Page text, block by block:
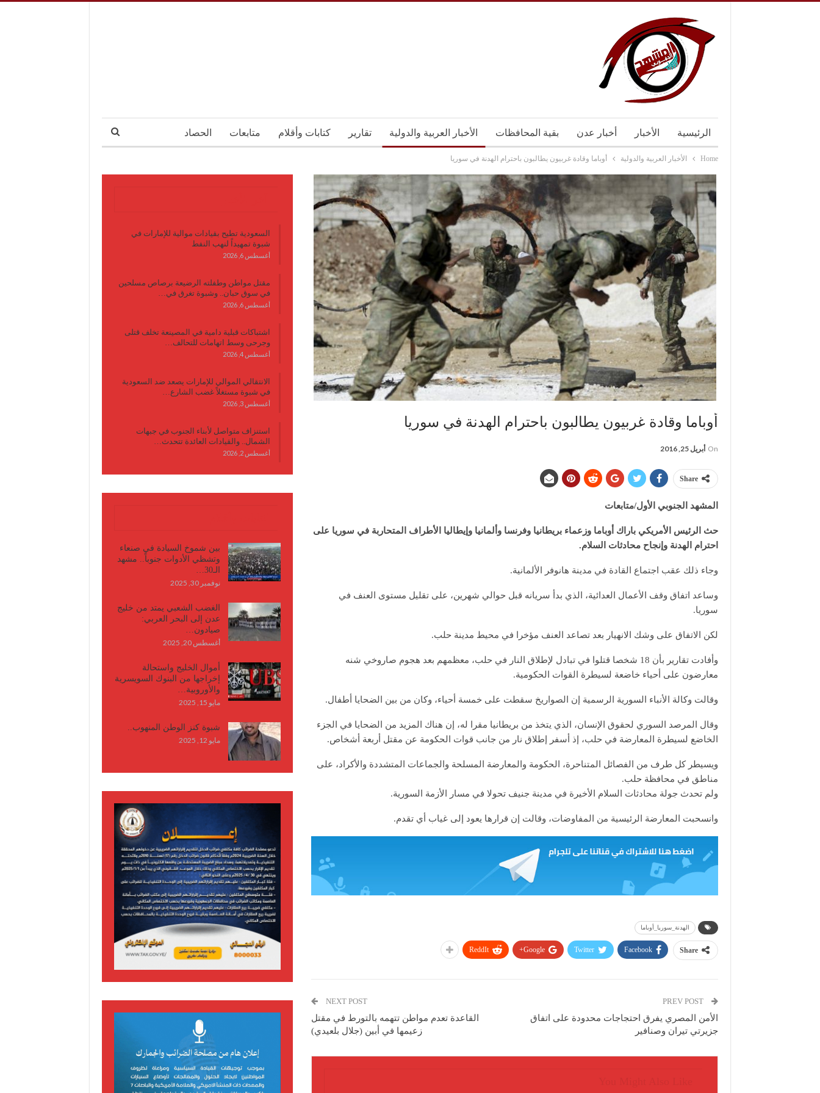
الرئيسية الأخبار أخبار عدن بقية المحافظات الأخبار العربية والدولية تقارير كتابات وأقلام متابعات الحصاد
Home الأخبار العربية والدولية أوباما وقادة غربيون يطالبون باحترام الهدنة في سوريا
أوباما وقادة غربيون يطالبون باحترام الهدنة في سوريا
On أبريل 25, 2016
Share
المشهد الجنوبي الأول/متابعات
حث الرئيس الأمريكي باراك أوباما وزعماء بريطانيا وفرنسا وألمانيا وإيطاليا الأطراف المتحاربة في سوريا على
احترام الهدنة وإنجاح محادثات السلام.
وجاء ذلك عقب اجتماع القادة في مدينة هانوفر الألمانية.
وساعد اتفاق وقف الأعمال العدائية، الذي بدأ سريانه قبل حوالي شهرين، على تقليل مستوى العنف في
سوريا.
لكن الاتفاق على وشك الانهيار بعد تصاعد العنف مؤخرا في محيط مدينة حلب.
وأفادت تقارير بأن 18 شخصا قتلوا في تبادل لإطلاق النار في حلب، معظمهم بعد هجوم صاروخي شنه
معارضون على أحياء خاضعة لسيطرة القوات الحكومية.
وقالت وكالة الأنباء السورية الرسمية إن الصواريخ سقطت على خمسة أحياء، وكان من بين الضحايا أطفال.
وقال المرصد السوري لحقوق الإنسان، الذي يتخذ من بريطانيا مقرا له، إن هناك المزيد من الضحايا في الجزء
الخاضع لسيطرة المعارضة في حلب، إذ أسفر إطلاق نار من جانب قوات الحكومة عن مقتل أربعة أشخاص.
ويسيطر كل طرف من الفصائل المتناحرة، الحكومة والمعارضة المسلحة والجماعات المتشددة والأكراد، على
مناطق في محافظة حلب.
ولم تحدث جولة محادثات السلام الأخيرة في مدينة جنيف تحولا في مسار الأزمة السورية.
وانسحبت المعارضة الرئيسية من المفاوضات، وقالت إن قرارها يعود إلى غياب أي تقدم.
الهدنة_سوريا_أوباما
Share
Facebook
Twitter
Google+
ReddIt
الأمن المصري يفرق احتجاجات محدودة على اتفاق
جزيرتي تيران وصنافير
NEXT POST
القاعدة تعدم مواطن تتهمه بالتورط في مقتل
زعيمها في أبين (جلال بلعيدي)
السعودية تطيح بقيادات موالية للإمارات في
شبوة تمهيداً لنهب النفط
أغسطس 6, 2026
مقتل مواطن وطفلته الرضيعة برصاص مسلحين
في سوق حبان.. وشبوة تغرق في…
أغسطس 6, 2026
اشتباكات قبلية دامية في المصينعة تخلف قتلى
وجرحى وسط اتهامات للتحالف…
أغسطس 4, 2026
الانتقالي الموالي للإمارات يصعد ضد السعودية
في شبوة مستغلاً غضب الشارع…
أغسطس 3, 2026
استنزاف متواصل لأبناء الجنوب في جبهات
الشمال.. والقيادات العائدة تتحدث…
أغسطس 2, 2026
بين شموخ السيادة في صنعاء
وتشظي الأدوات جنوباً.. مشهد
الـ30…
نوفمبر 30, 2025
الغضب الشعبي يمتد من خليج
عدن إلى البحر العربي:
صيادون…
أغسطس 20, 2025
أموال الخليج واستحالة
إخراجها من البنوك السويسرية
والأوروبية…
مايو 15, 2025
شبوة كنز الوطن المنهوب..
مايو 12, 2025